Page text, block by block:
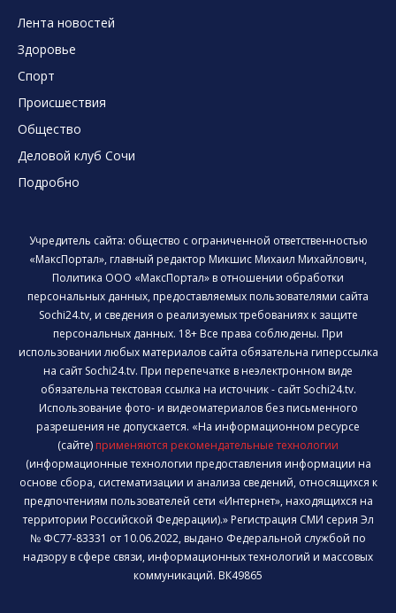
Лента новостей
Здоровье
Спорт
Происшествия
Общество
Деловой клуб Сочи
Подробно
Учредитель сайта: общество с ограниченной ответственностью
«МаксПортал», главный редактор Микшис Михаил Михайлович,
Политика ООО «МаксПортал» в отношении обработки
персональных данных, предоставляемых пользователями сайта
Sochi24.tv, и сведения о реализуемых требованиях к защите
персональных данных. 18+ Все права соблюдены. При
использовании любых материалов сайта обязательна гиперссылка
на сайт Sochi24.tv. При перепечатке в неэлектронном виде
обязательна текстовая ссылка на источник - сайт Sochi24.tv.
Использование фото- и видеоматериалов без письменного
разрешения не допускается. «На информационном ресурсе
(сайте) применяются рекомендательные технологии
(информационные технологии предоставления информации на
основе сбора, систематизации и анализа сведений, относящихся к
предпочтениям пользователей сети «Интернет», находящихся на
территории Российской Федерации).» Регистрация СМИ серия Эл
№ ФС77-83331 от 10.06.2022, выдано Федеральной службой по
надзору в сфере связи, информационных технологий и массовых
коммуникаций. ВК49865